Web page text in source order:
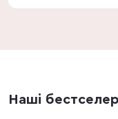
Наші